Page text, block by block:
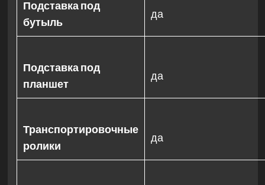
Подставка под
бутыль
да
Подставка под
планшет
да
Транспортировочные
ролики
да